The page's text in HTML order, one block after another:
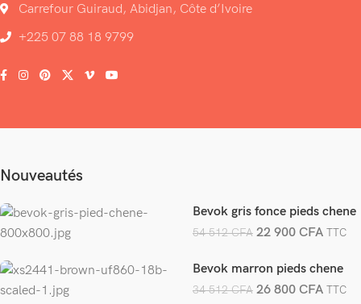
Carrefour Guiraud, Abidjan, Côte d’Ivoire
+225 07 88 18 9799
Nouveautés
Bevok gris fonce pieds chene
54 512CFA 22 900 CFA TTC
Bevok marron pieds chene
34 512CFA 26 800 CFA TTC